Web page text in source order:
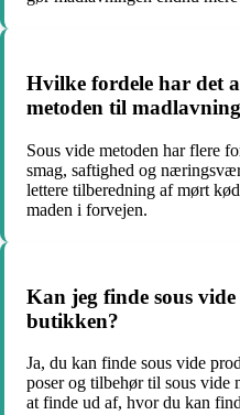
Hvilke fordele har det
metoden til
Sous vide metoden har flere
smag, saftighed og
lettere tilberedning af mørt
maden i forvejen.
Kan jeg finde sous
butikken?
Ja, du kan finde sous vide
poser og tilbehør til sous vide
at finde ud af, hvor du kan